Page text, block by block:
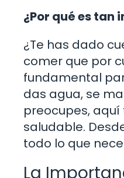
¿Por qué es
¿Te has dado
comer que por
fundamental
das agua, se
preocupes,
saludable.
todo lo que
La